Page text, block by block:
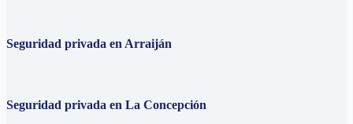
Seguridad privada en Arraiján
Seguridad privada en La Concepción